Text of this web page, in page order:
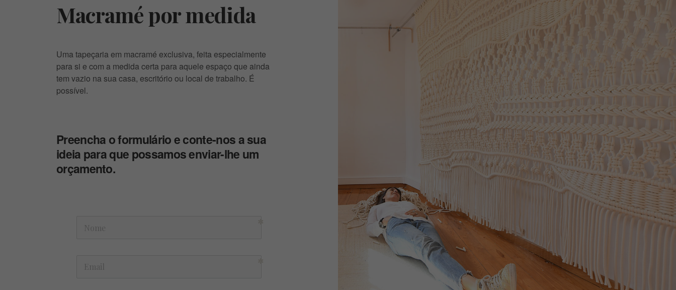
Macramé por medida
Uma tapeçaria em macramé exclusiva, feita especialmente
para si e com a medida certa para aquele espaço que ainda
tem vazio na sua casa, escritório ou local de trabalho. É
possível.
Preencha o formulário e conte-nos a sua
ideia para que possamos enviar-lhe um
orçamento.